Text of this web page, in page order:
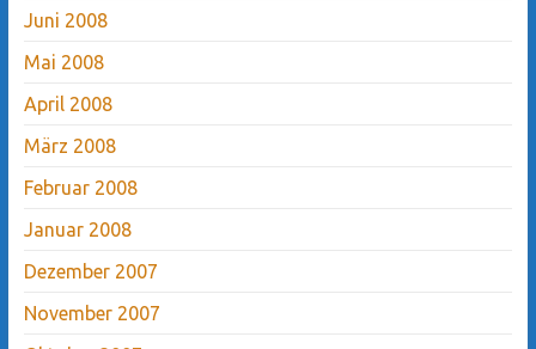
Juni 2008
Mai 2008
April 2008
März 2008
Februar 2008
Januar 2008
Dezember 2007
November 2007